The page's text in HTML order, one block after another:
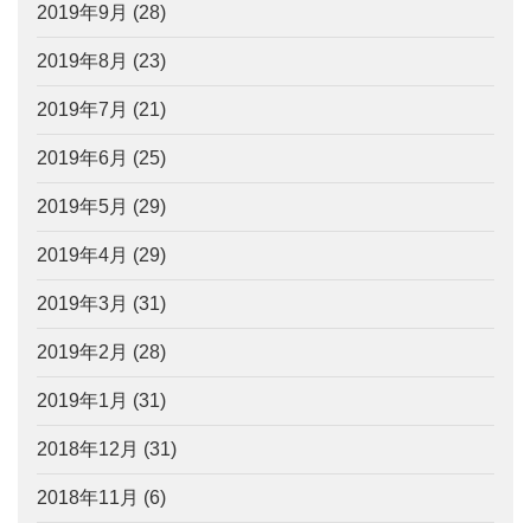
2019年9月 (28)
2019年8月 (23)
2019年7月 (21)
2019年6月 (25)
2019年5月 (29)
2019年4月 (29)
2019年3月 (31)
2019年2月 (28)
2019年1月 (31)
2018年12月 (31)
2018年11月 (6)